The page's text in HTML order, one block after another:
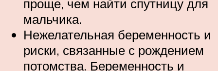
проще, чем найти спутницу для
мальчика.
Нежелательная беременность и
риски, связанные с рождением
потомства. Беременность и